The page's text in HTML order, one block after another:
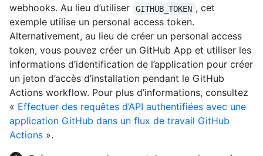
webhooks. Au lieu d’utiliser
GITHUB_TOKEN , cet
exemple utilise un personal access token.
Alternativement, au lieu de créer un personal access
token, vous pouvez créer un GitHub App et utiliser les
informations d’identification de l’application pour créer
un jeton d’accès d’installation pendant le GitHub
Actions workflow. Pour plus d’informations, consultez
« Effectuer des requêtes d’API authentifiées avec une
application GitHub dans un flux de travail GitHub
Actions ».